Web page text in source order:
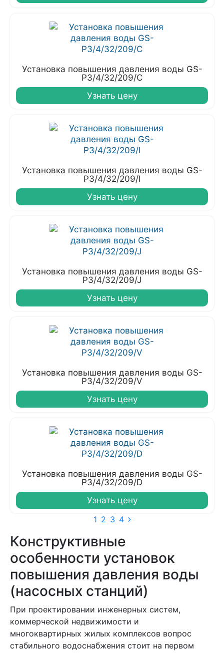
Установка повышения давления воды GS-
P3/4/32/209/C
Узнать цену
Установка повышения давления воды GS-
P3/4/32/209/I
Узнать цену
Установка повышения давления воды GS-
P3/4/32/209/J
Узнать цену
Установка повышения давления воды GS-
P3/4/32/209/V
Узнать цену
Установка повышения давления воды GS-
P3/4/32/209/D
Узнать цену
1 2 3 4
Конструктивные
особенности установок
повышения давления воды
(насосных станций)
При проектировании инженерных систем,
коммерческой недвижимости и
многоквартирных жилых комплексов вопрос
стабильного водоснабжения стоит на первом